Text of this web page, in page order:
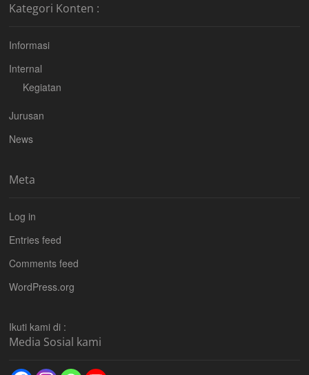
Kategori Konten :
Informasi
Internal
Kegiatan
Jurusan
News
Meta
Log in
Entries feed
Comments feed
WordPress.org
Ikuti kami di :
Media Sosial kami